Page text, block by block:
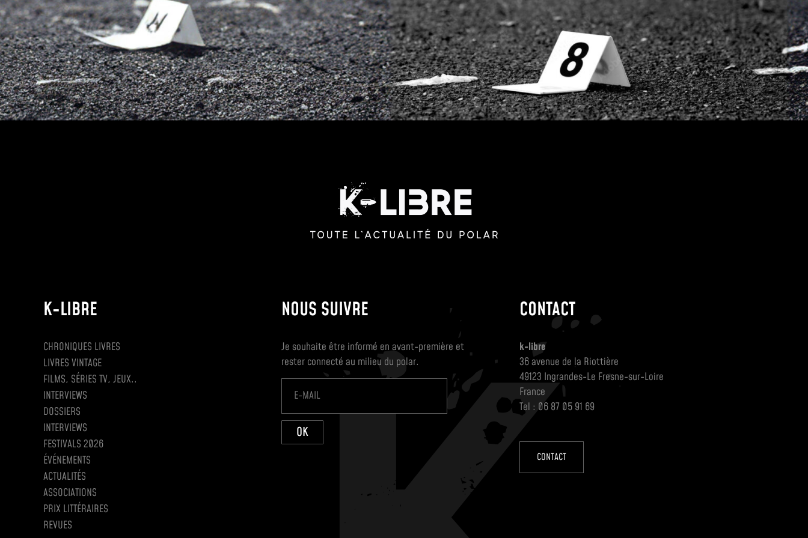
K-LIBRE
CHRONIQUES LIVRES
LIVRES VINTAGE
FILMS, SÉRIES TV, JEUX..
INTERVIEWS
DOSSIERS
INTERVIEWS
FESTIVALS 2026
ÉVÉNEMENTS
ACTUALITÉS
ASSOCIATIONS
PRIX LITTÉRAIRES
REVUES
NOUS SUIVRE
Je souhaite être informé en avant-première et
rester connecté au milieu du polar.
OK
CONTACT
k-libre
36 avenue de la Riottière
49123 Ingrandes-Le Fresne-sur-Loire
France
Tel : 06 87 05 91 69
CONTACT